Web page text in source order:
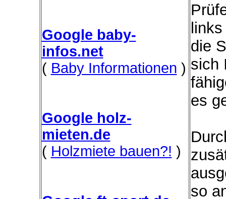
Google baby-
infos.net
( Baby Informationen )
Google holz-
mieten.de
( Holzmiete bauen?! )
die
sich
es
so